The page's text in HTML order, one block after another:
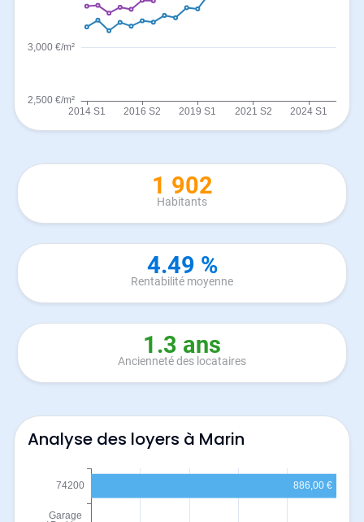
1 902
Habitants
4.49 %
Rentabilité moyenne
1.3 ans
Ancienneté des locataires
Analyse des loyers à Marin